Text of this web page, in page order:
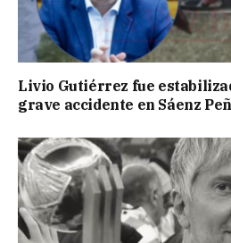
Livio Gutiérrez fue
grave accidente en Sáenz